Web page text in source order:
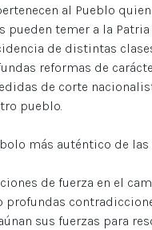
al Pueblo
temer a la Patria
de distintas
reformas de
de corte
pueblo.
más auténtico de
de fuerza en el
profundas
sus fuerzas para